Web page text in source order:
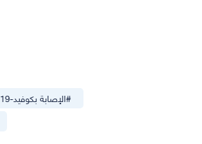
#الإصابة بكوفيد-19